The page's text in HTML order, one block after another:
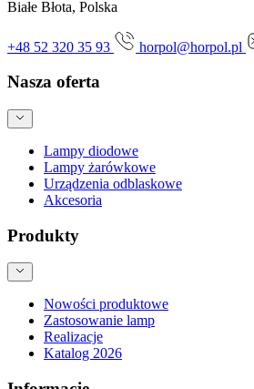
Białe Błota, Polska
+48 52 320 35 93 horpol@horpol.pl
Nasza oferta
Lampy diodowe
Lampy żarówkowe
Urządzenia odblaskowe
Akcesoria
Produkty
Nowości produktowe
Zastosowanie lamp
Realizacje
Katalog 2026